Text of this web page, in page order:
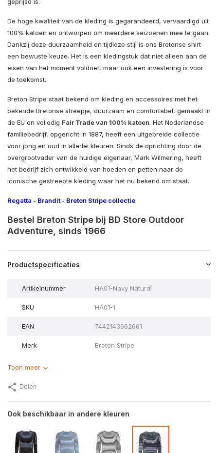
De hoge kwaliteit van de kleding is gegarandeerd, vervaardigd uit
100% katoen en ontworpen om meerdere seizoenen mee te gaan.
Dankzij deze duurzaamheid en tijdloze stijl is ons Bretonse shirt
een bewuste keuze. Het is een kledingstuk dat niet alleen aan de
eisen van het moment voldoet, maar ook een investering is voor
de toekomst.
Breton Stripe staat bekend om kleding en accessoires met het
bekende Bretonse streepje, duurzaam en comfortabel, gemaakt in
de EU en volledig Fair Trade van 100% katoen. Het Nederlandse
familiebedrijf, opgericht in 1887, heeft een uitgebreide collectie
voor jong en oud in allerlei kleuren. Sinds de oprichting door de
overgrootvader van de huidige eigenaar, Mark Wilmering, heeft
het bedrijf zich ontwikkeld van hoeden en petten naar de
iconische gestreepte kleding waar het nu bekend om staat.
Regatta - Brandit - Breton Stripe collectie
Bestel Breton Stripe bij BD Store Outdoor
Adventure, sinds 1966
Productspecificaties
Artikelnummer HA01-Navy Natural
SKU HA01-1
EAN 7442143662661
Merk Breton Stripe
Toon meer
Delen
Ook beschikbaar in andere kleuren